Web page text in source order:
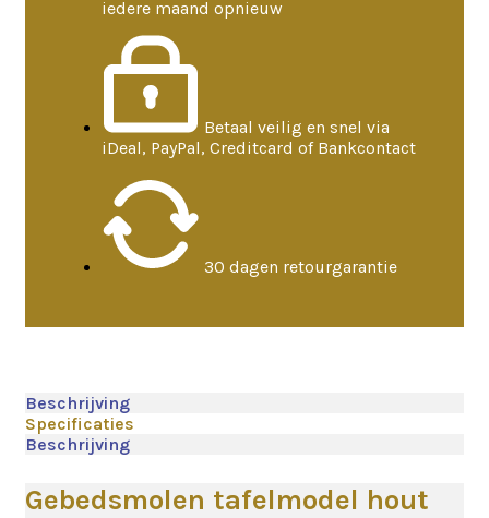
iedere maand opnieuw
Betaal veilig en snel via
iDeal, PayPal, Creditcard of Bankcontact
30 dagen retourgarantie
Beschrijving
Specificaties
Beschrijving
Gebedsmolen tafelmodel hout